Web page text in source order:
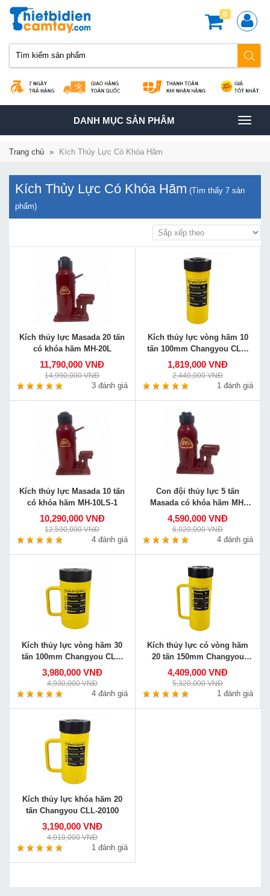
0
TOGGLE
NAVIGATION
DANH MỤC SẢN PHÂM
Trang chủ » Kích Thủy Lực Có Khóa Hãm
Kích Thủy Lực Có Khóa Hãm (Tìm thấy 7 sản
phẩm)
Kích thủy lực Masada 20 tấn
có khóa hãm MH-20L
11,790,000 VNĐ
14,990,000 VNĐ
3 đánh giá
Kích thủy lực vòng hãm 10
tấn 100mm Changyou CLL-
10100
1,819,000 VNĐ
2,440,000 VNĐ
1 đánh giá
Kích thủy lực Masada 10 tấn
có khóa hãm MH-10LS-1
10,290,000 VNĐ
12,590,000 VNĐ
4 đánh giá
Con đội thủy lực 5 tấn
Masada có khóa hãm MH-
5LS-1
4,590,000 VNĐ
6,020,000 VNĐ
4 đánh giá
Kích thủy lực vòng hãm 30
tấn 100mm Changyou CLL-
30100
3,980,000 VNĐ
4,930,000 VNĐ
4 đánh giá
Kích thủy lực có vòng hãm
20 tấn 150mm Changyou
CLL-20150
4,409,000 VNĐ
5,320,000 VNĐ
1 đánh giá
Kích thủy lực khóa hãm 20
tấn Changyou CLL-20100
3,190,000 VNĐ
4,010,000 VNĐ
1 đánh giá